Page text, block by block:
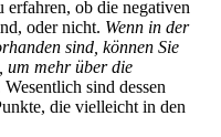
erfahren, ob die negativen
oder nicht. Wenn in der
sind, können Sie
um mehr über die
Wesentlich sind dessen
die vielleicht in den